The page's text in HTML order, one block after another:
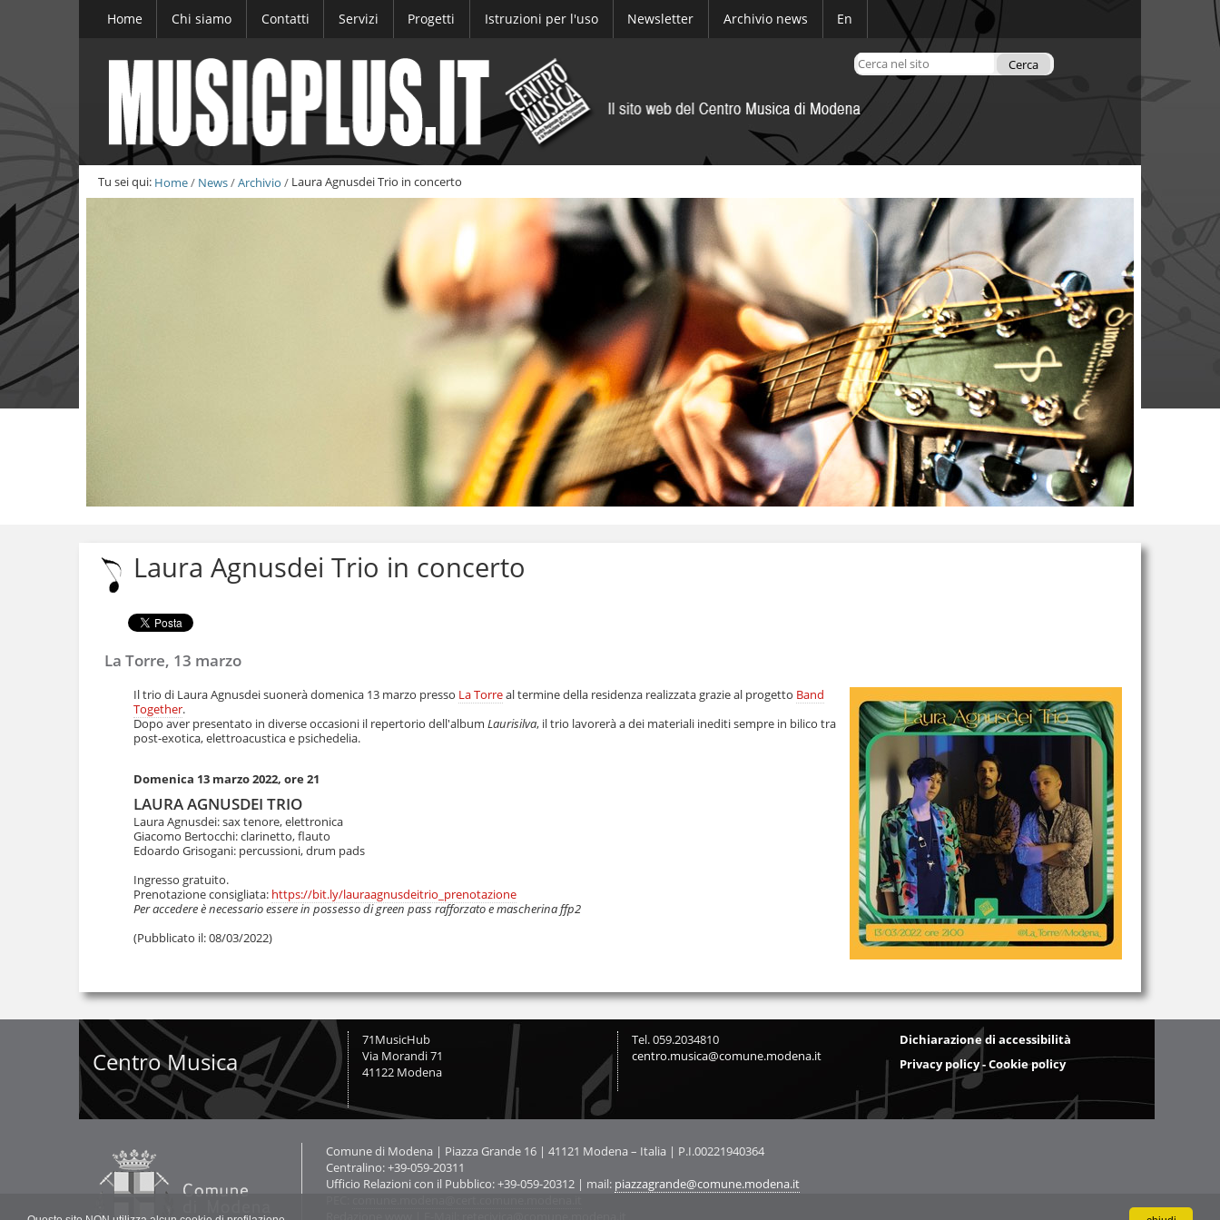
navigazione
Home Chi siamo Contatti Servizi Progetti Istruzioni per l'uso Newsletter Archivio news En
Tu sei qui: Home/ News/Archivio / Laura Agnusdei Trio in concerto
Salta
navigazione
Cerca nel sito
Ricerca
avanzata…
Laura Agnusdei Trio in concerto
La Torre, 13 marzo
Il trio di Laura Agnusdei suonerà domenica 13 marzo presso La Torreal termine della residenza realizzata grazie al progetto Band
Together.
Dopo aver presentato in diverse occasioni il repertorio dell'album Laurisilva, il trio lavorerà a dei materiali inediti sempre in bilico tra
post-exotica, elettroacustica e psichedelia.
Domenica 13 marzo 2022, ore 21
LAURA AGNUSDEI TRIO
Laura Agnusdei: sax tenore, elettronica
Giacomo Bertocchi: clarinetto, flauto
Edoardo Grisogani: percussioni, drum pads
Ingresso gratuito.
Prenotazione consigliata: https://bit.ly/lauraagnusdeitrio_prenotazione
Per accedere è necessario essere in possesso di green pass rafforzato e mascherina ffp2
(Pubblicato il:08/03/2022)
Centro Musica
71MusicHub
Via Morandi 71
41122 Modena
Tel. 059.2034810
centro.musica@comune.modena.it
Dichiarazione di accessibilità
Privacy policy - Cookie policy
Contatti
Comune di Modena | Piazza Grande 16 | 41121 Modena – Italia | P.I.00221940364
Centralino: +39-059-20311
Ufficio Relazioni con il Pubblico: +39-059-20312 | mail: piazzagrande@comune.modena.it